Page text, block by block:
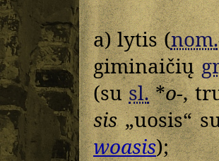
a) lytis (nom.
giminaičių
(susl.*o-,
sis„uosis“
woasis);